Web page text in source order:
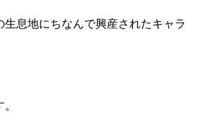
生息地にちなんで興産されたキャラ